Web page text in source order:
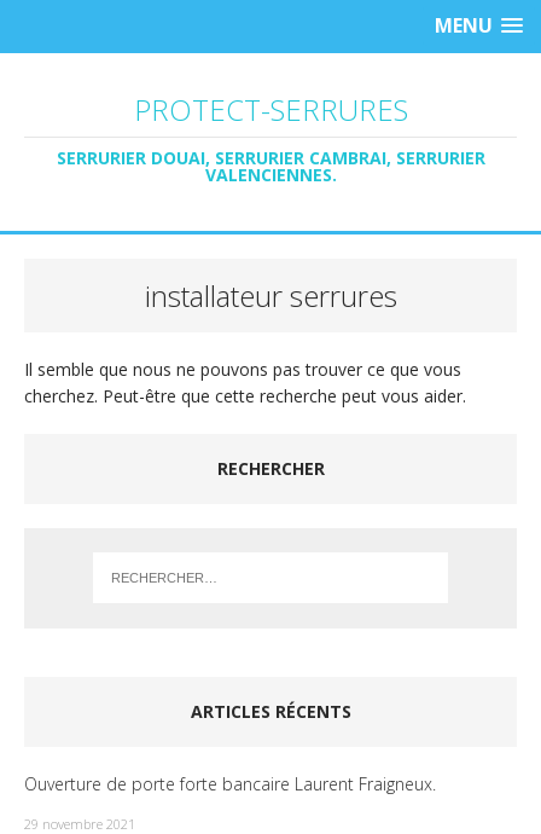
MENU
PROTECT-SERRURES
SERRURIER DOUAI, SERRURIER CAMBRAI, SERRURIER
VALENCIENNES.
installateur serrures
Il semble que nous ne pouvons pas trouver ce que vous
cherchez. Peut-être que cette recherche peut vous aider.
RECHERCHER
ARTICLES RÉCENTS
Ouverture de porte forte bancaire Laurent Fraigneux.
29 novembre 2021